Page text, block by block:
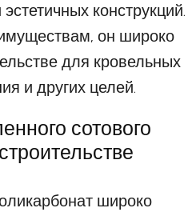
конструкций.
он широко
для кровельных
и других целей.
сотового
широко